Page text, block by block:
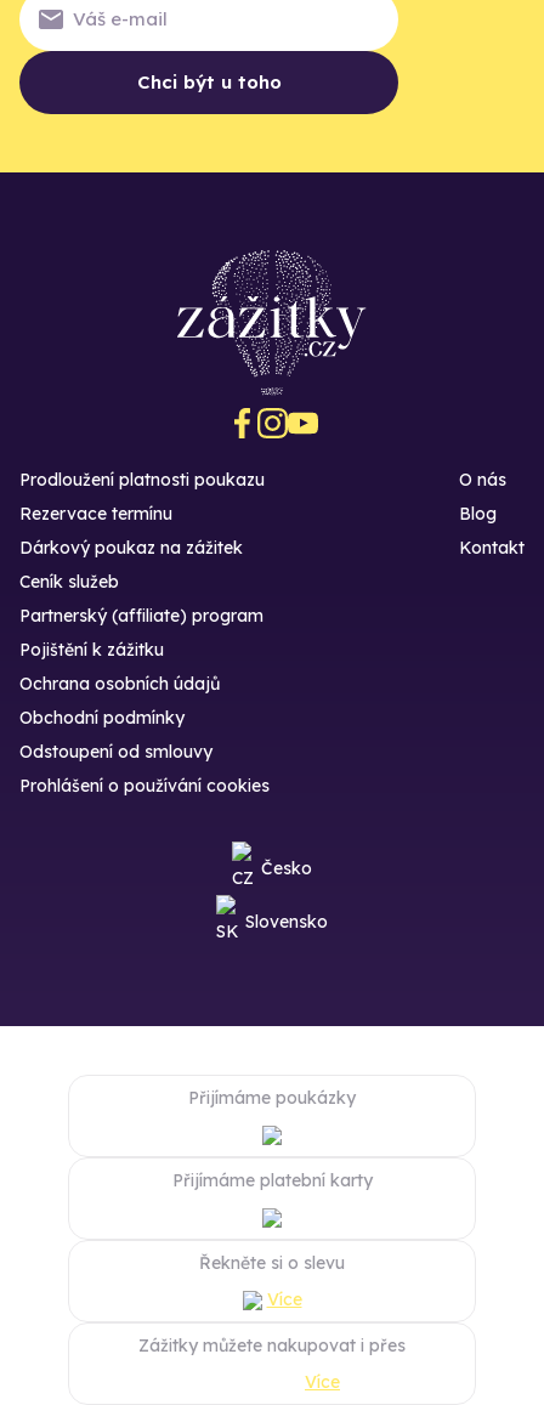
Chci být u toho
Prodloužení platnosti poukazu
Rezervace termínu
Dárkový poukaz na zážitek
O nás
Blog
Kontakt
Ceník služeb
Partnerský (affiliate) program
Pojištění k zážitku
Ochrana osobních údajů
Obchodní podmínky
Odstoupení od smlouvy
Prohlášení o používání cookies
Česko
Slovensko
Přijímáme poukázky
Přijímáme platební karty
Řekněte si o slevu
Více
Zážitky můžete nakupovat i přes
Více